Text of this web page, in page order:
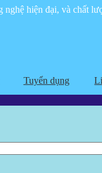
nghệ hiện đại, và chất
Tuyển dụng